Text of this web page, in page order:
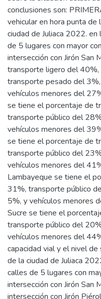
conclusiones son:
vehicular en hora punta de
ciudad de Juliaca 2022.
de 5 lugares con mayor
intersección con Jirón San
transporte ligero del
transporte pesado del
vehículos menores del
se tiene el porcentaje de
transporte público del
vehículos menores del
se tiene el porcentaje de
transporte público del
vehículos menores del
Lambayeque se tiene el
31%, transporte público
5%, y vehículos menores
Sucre se tiene el
transporte público del
vehículos menores del
capacidad vial y el nivel
de la ciudad de Juliaca
calles de 5 lugares con
intersección con Jirón San
intersección con Jirón